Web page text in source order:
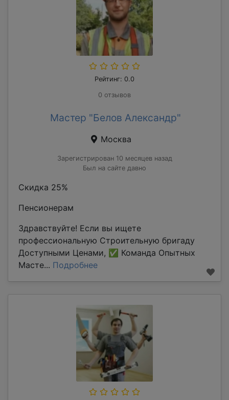
Рейтинг: 0.0
0 отзывов
Мастер "Белов Александр"
Москва
Зарегистрирован 10 месяцев назад
Был на сайте давно
Скидка 25%
Пенсионерам
Здравствуйте! Если вы ищете
профессиональную Строительную бригаду
Доступными Ценами, ✅ Команда Опытных
Масте... Подробнее